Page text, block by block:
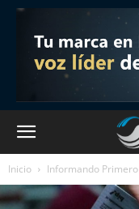
Inicio Informando Primero